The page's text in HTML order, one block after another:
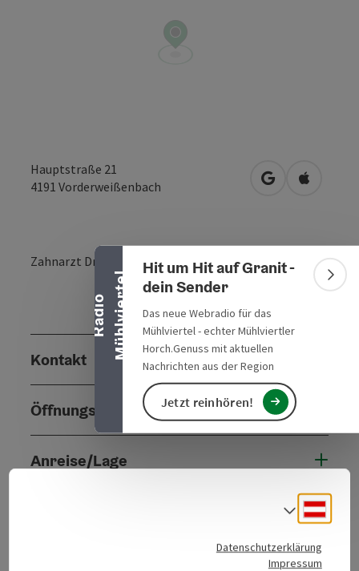
R
a
d
i
o
M
ü
h
l
v
i
e
r
t
e l
Banner einklappen
Hit um Hit auf Granit -
dein Sender
Das neue Webradio für das
Mühlviertel - echter Mühlviertler
Horch.Genuss mit aktuellen
Nachrichten aus der Region
Jetzt reinhören!
Hauptstraße 21
4191 Vorderweißenbach in Googlein Apple
Zahnarzt Dr. Josef Mario Langes
Kontakt
Öffnungszeiten
Anreise/Lage
Datenschutzerklärung
Impressum